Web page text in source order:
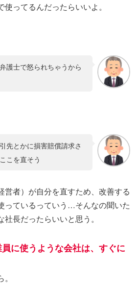
ってるんだったらいいよ。
護士で怒られちゃうから
先とかに損害賠償請求さ
こを直そう
営者）が自分を直すため、改善する
っているっていう…そんなの聞いた
長だったらいいと思う。
に使うような会社は、すぐに